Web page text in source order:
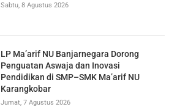
Sabtu, 8 Agustus 2026
LP Ma’arif NU Banjarnegara Dorong
Penguatan Aswaja dan Inovasi
Pendidikan di SMP–SMK Ma’arif NU
Karangkobar
Jumat, 7 Agustus 2026